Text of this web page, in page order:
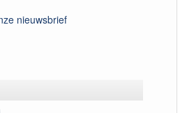
nieuwsbrief